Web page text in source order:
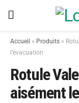
Accueil » Produits »
l’évacuation
Rotule
aisément